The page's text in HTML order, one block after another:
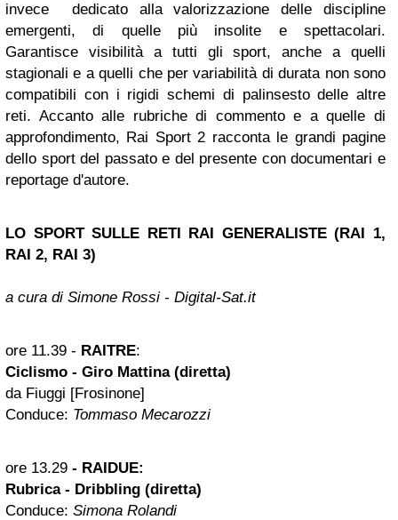
invece dedicato alla valorizzazione delle discipline
emergenti, di quelle più insolite e spettacolari.
Garantisce visibilità a tutti gli sport, anche a quelli
stagionali e a quelli che per variabilità di durata non sono
compatibili con i rigidi schemi di palinsesto delle altre
reti. Accanto alle rubriche di commento e a quelle di
approfondimento, Rai Sport 2 racconta le grandi pagine
dello sport del passato e del presente con documentari e
reportage d'autore.
LO SPORT SULLE RETI RAI GENERALISTE (RAI 1,
RAI 2, RAI 3)
a cura di Simone Rossi - Digital-Sat.it
ore 11.39 - RAITRE:
Ciclismo - Giro Mattina (diretta)
da Fiuggi [Frosinone]
Conduce: Tommaso Mecarozzi
ore 13.29 - RAIDUE:
Rubrica - Dribbling (diretta)
Conduce: Simona Rolandi